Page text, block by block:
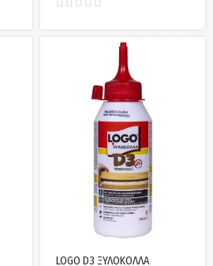
LOGO D3 ΞΥΛΟΚΟΛΛΑ